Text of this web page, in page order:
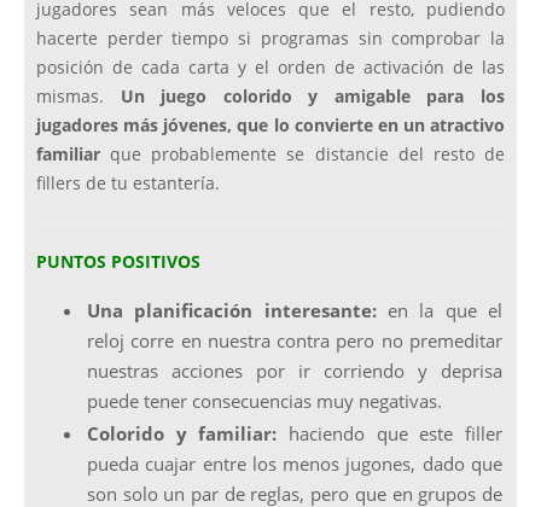
jugadores sean más veloces que el resto, pudiendo
hacerte perder tiempo si programas sin comprobar la
posición de cada carta y el orden de activación de las
mismas. Un juego colorido y amigable para los
jugadores más jóvenes, que lo convierte en un atractivo
familiar que probablemente se distancie del resto de
fillers de tu estantería.
PUNTOS POSITIVOS
Una planificación interesante:en la que el
reloj corre en nuestra contra pero no premeditar
nuestras acciones por ir corriendo y deprisa
puede tener consecuencias muy negativas.
Colorido y familiar: haciendo que este filler
pueda cuajar entre los menos jugones, dado que
son solo un par de reglas, pero que en grupos de